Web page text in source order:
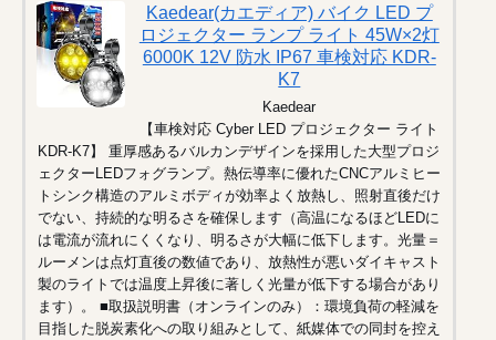
Kaedear(カエディア) バイク LED プ
ロジェクター ランプ ライト 45W×2灯
6000K 12V 防水 IP67 車検対応 KDR-
K7
Kaedear
【車検対応 Cyber LED プロジェクター ライト
KDR-K7】 重厚感あるバルカンデザインを採用した大型プロジ
ェクターLEDフォグランプ。熱伝導率に優れたCNCアルミヒー
トシンク構造のアルミボディが効率よく放熱し、照射直後だけ
でない、持続的な明るさを確保します（高温になるほどLEDに
は電流が流れにくくなり、明るさが大幅に低下します。光量＝
ルーメンは点灯直後の数値であり、放熱性が悪いダイキャスト
製のライトでは温度上昇後に著しく光量が低下する場合があり
ます）。 ■取扱説明書（オンラインのみ）：環境負荷の軽減を
目指した脱炭素化への取り組みとして、紙媒体での同封を控え